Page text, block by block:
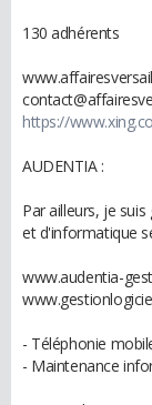
130 adhérents
https://
AUDENTIA :
Par ailleurs, je
et d'informatique
www.audentia-
- Téléphonie
- Maintenance